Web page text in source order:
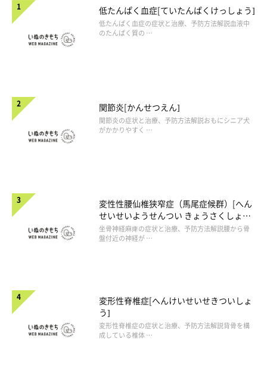
低たんぱく血症[ていたんぱくけっしょう]
低たんぱく血症の症状と治療、予防方法解説血液中
のたんぱく質の …
関節炎[かんせつえん]
関節炎の症状と治療、予防方法解説おもにシニア犬
がかかりやすく …
変性性腰仙椎狭窄症（馬尾症候群）[へん
せいせいようせんつい きょうさくしょう
（ばびしょうこうぐん）]
坐骨神経麻痺の症状と治療、予防方法解説腰から骨
盤付近の神経が …
変形性脊椎症[へんけいせいせきついしょ
う]
変形性脊椎症の症状と治療、予防方法解説背骨を構
成している椎体 …